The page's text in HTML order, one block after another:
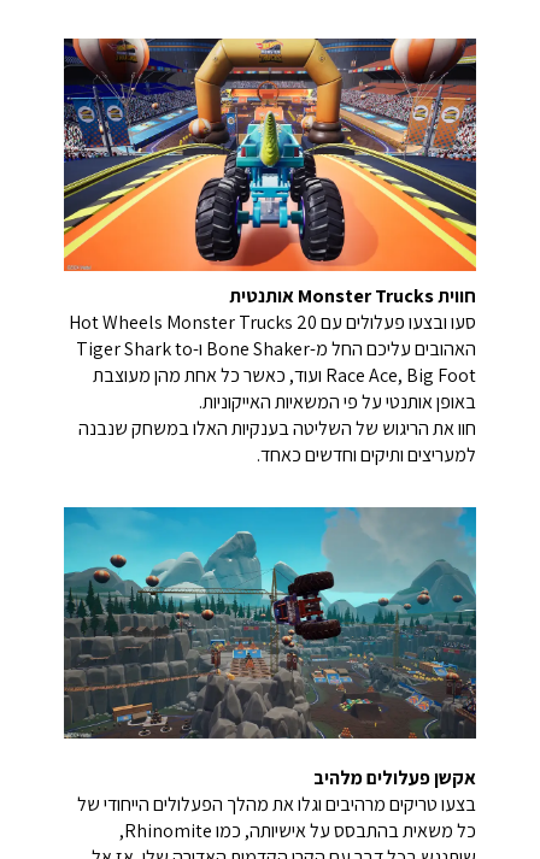
חווית Monster Trucks אותנטית
סעו ובצעו פעלולים עם 20 Hot Wheels Monster Trucks
האהובים עליכם החל מ-Bone Shaker ו-Tiger Shark to
Race Ace, Big Foot ועוד, כאשר כל אחת מהן מעוצבת
באופן אותנטי על פי המשאיות האייקוניות.
חוו את הריגוש של השליטה בענקיות האלו במשחק שנבנה
למעריצים ותיקים וחדשים כאחד.
אקשן פעלולים מלהיב
בצעו טריקים מרהיבים וגלו את מהלך הפעלולים הייחודי של
כל משאית בהתבסס על אישיותה, כמו Rhinomite,